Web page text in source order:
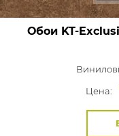
Обои KT-
Цена: